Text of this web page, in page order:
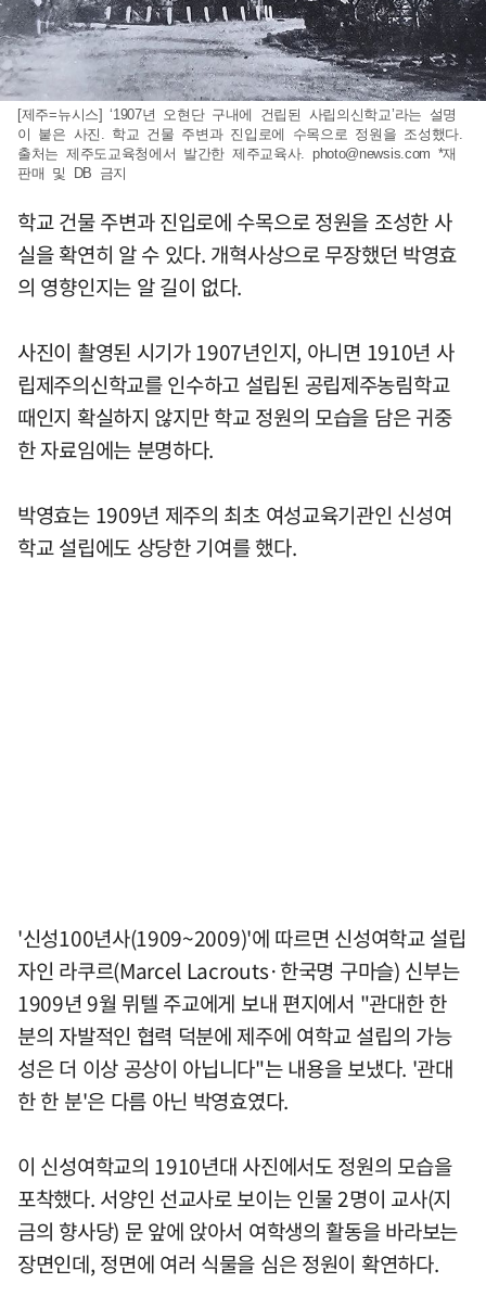
[제주=뉴시스] ‘1907년 오현단 구내에 건립된 사립의신학교’라는 설명
이 붙은 사진. 학교 건물 주변과 진입로에 수목으로 정원을 조성했다.
출처는 제주도교육청에서 발간한 제주교육사. photo@newsis.com *재
판매 및 DB 금지
학교 건물 주변과 진입로에 수목으로 정원을 조성한 사
실을 확연히 알 수 있다. 개혁사상으로 무장했던 박영효
의 영향인지는 알 길이 없다.
사진이 촬영된 시기가 1907년인지, 아니면 1910년 사
립제주의신학교를 인수하고 설립된 공립제주농림학교
때인지 확실하지 않지만 학교 정원의 모습을 담은 귀중
한 자료임에는 분명하다.
박영효는 1909년 제주의 최초 여성교육기관인 신성여
학교 설립에도 상당한 기여를 했다.
'신성100년사(1909~2009)'에 따르면 신성여학교 설립
자인 라쿠르(Marcel Lacrouts·한국명 구마슬) 신부는
1909년 9월 뮈텔 주교에게 보내 편지에서 "관대한 한
분의 자발적인 협력 덕분에 제주에 여학교 설립의 가능
성은 더 이상 공상이 아닙니다"는 내용을 보냈다. '관대
한 한 분'은 다름 아닌 박영효였다.
이 신성여학교의 1910년대 사진에서도 정원의 모습을
포착했다. 서양인 선교사로 보이는 인물 2명이 교사(지
금의 향사당) 문 앞에 앉아서 여학생의 활동을 바라보는
장면인데, 정면에 여러 식물을 심은 정원이 확연하다.